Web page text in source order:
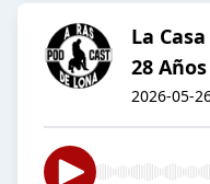
La
28
2026-05-